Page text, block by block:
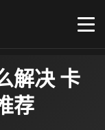
解决 卡
荐